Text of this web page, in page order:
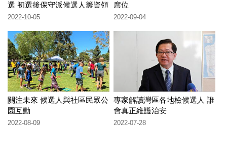
選 初選後保守派候選人籌資領
先
2022-10-05
席位
2022-09-04
關注未來 候選人與社區民眾公
園互動
2022-08-09
專家解讀灣區各地檢候選人 誰
會真正維護治安
2022-07-28